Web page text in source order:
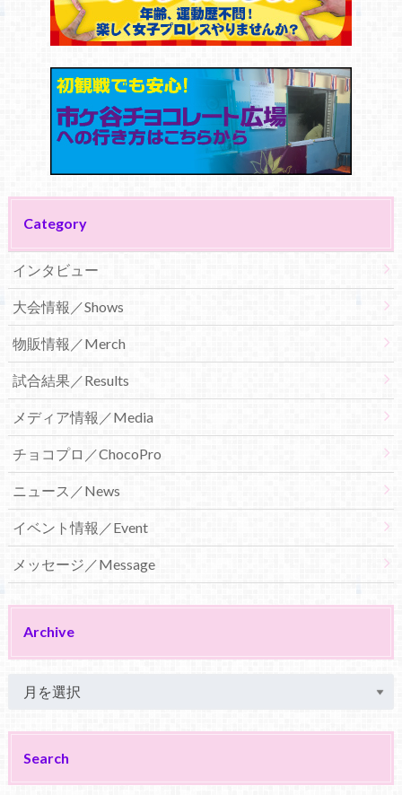
Category
インタビュー
大会情報／Shows
物販情報／Merch
試合結果／Results
メディア情報／Media
チョコプロ／ChocoPro
ニュース／News
イベント情報／Event
メッセージ／Message
Archive
Search